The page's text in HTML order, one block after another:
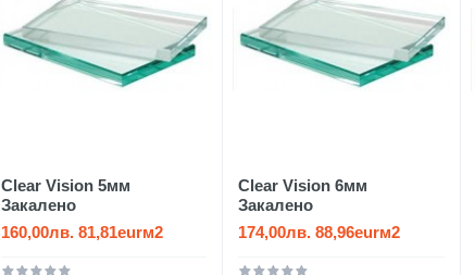
Clear Vision 5мм
Закалено
160,00лв. 81,81eurм2
Clear Vision 6мм
Закалено
174,00лв. 88,96eurм2